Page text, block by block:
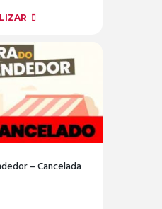
– Cancelada